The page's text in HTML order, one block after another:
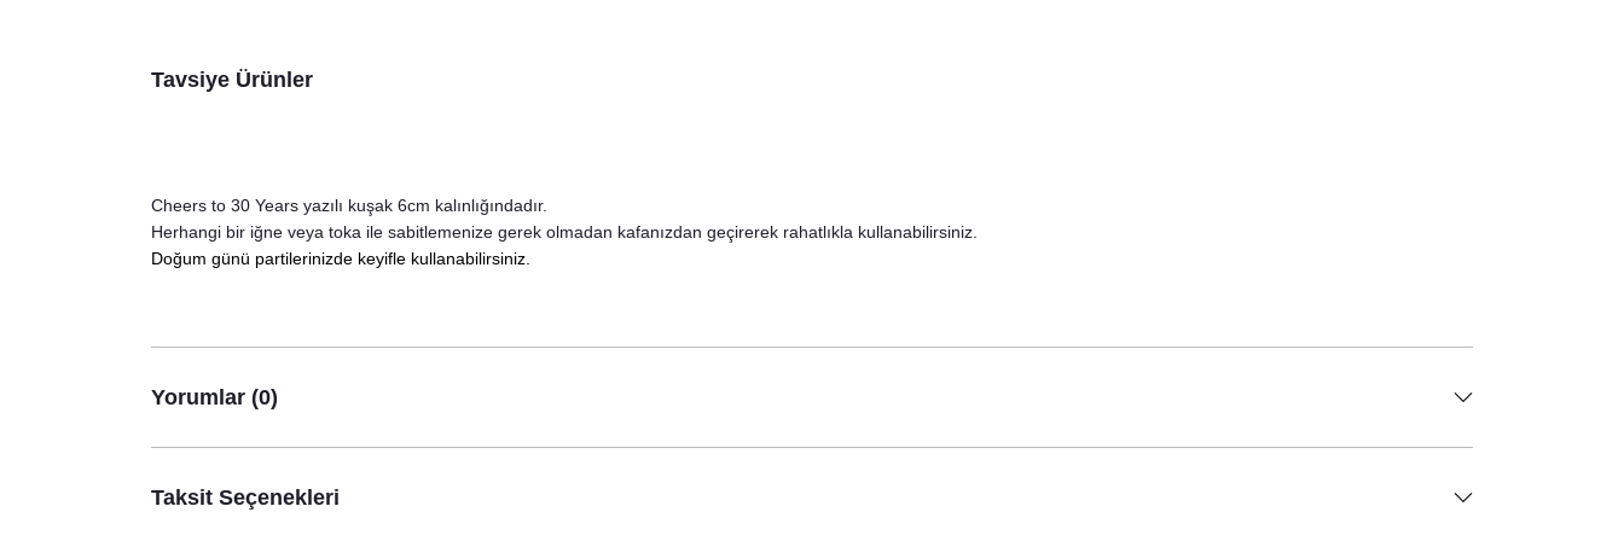
Tavsiye Ürünler
Cheers to 30 Years yazılı kuşak 6cm kalınlığındadır.
Herhangi bir iğne veya toka ile sabitlemenize gerek olmadan kafanızdan geçirerek rahatlıkla kullanabilirsiniz.
Doğum günü partilerinizde keyifle kullanabilirsiniz.
Yorumlar (0)
Taksit Seçenekleri